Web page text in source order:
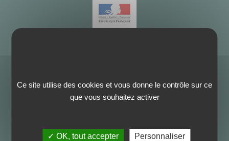
Ce site utilise des cookies et vous donne le contrôle sur ce
que vous souhaitez activer
✓ OK, tout accepter Personnaliser